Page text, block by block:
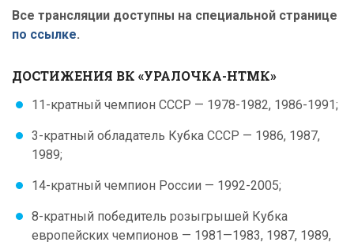
Все трансляции доступны на специальной странице
по ссылке.
ДОСТИЖЕНИЯ ВК «УРАЛОЧКА-НТМК»
11-кратный чемпион СССР — 1978-1982, 1986-1991;
3-кратный обладатель Кубка СССР — 1986, 1987,
1989;
14-кратный чемпион России — 1992-2005;
8-кратный победитель розыгрышей Кубка
европейских чемпионов — 1981—1983, 1987, 1989,